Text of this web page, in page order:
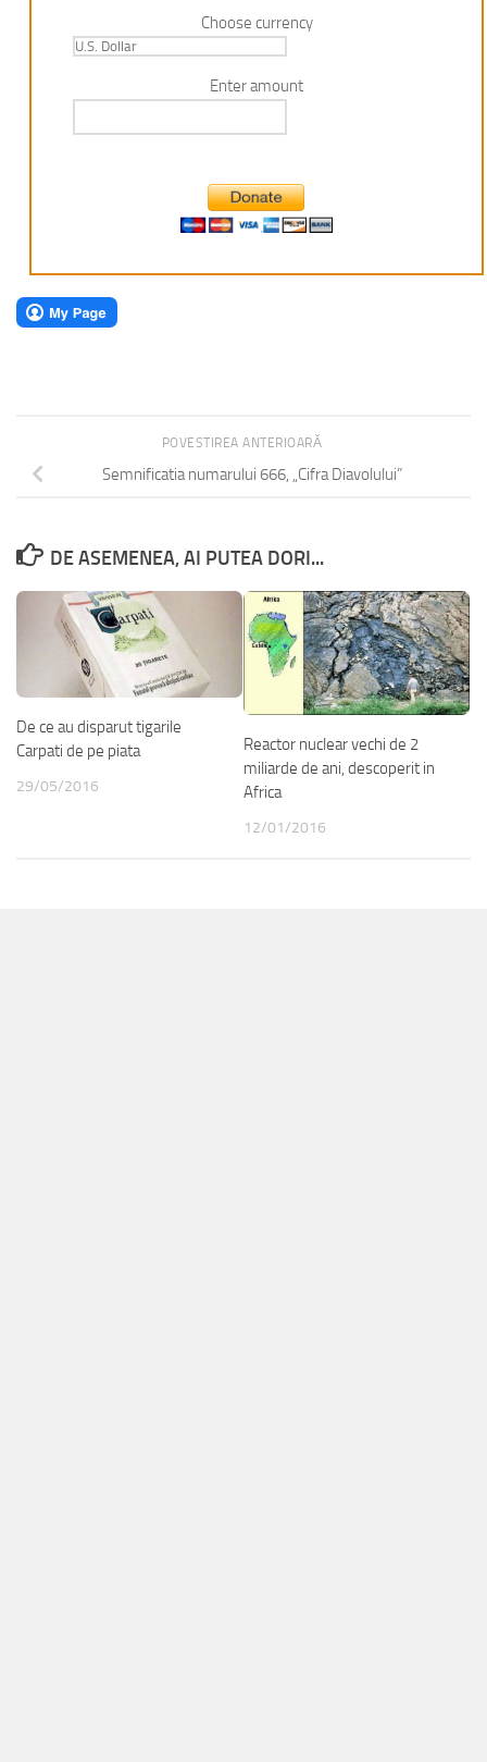
Choose currency
Enter amount
POVESTIREA ANTERIOARĂ
Semnificatia numarului 666, „Cifra Diavolului”
DE ASEMENEA, AI PUTEA DORI...
De ce au disparut tigarile
Carpati de pe piata
29/05/2016
Reactor nuclear vechi de 2
miliarde de ani, descoperit in
Africa
12/01/2016